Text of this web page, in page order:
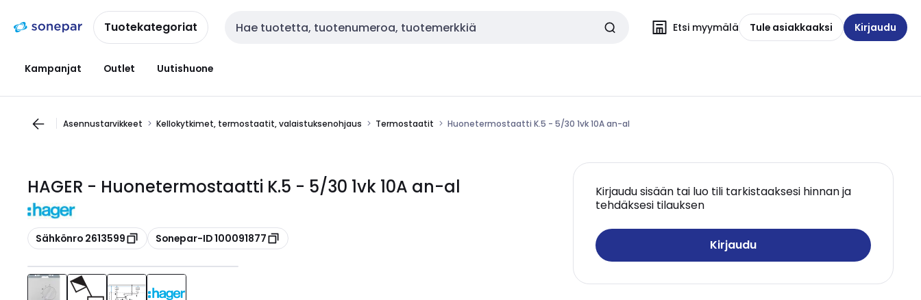
navigointiinsisältöönTuotekategoriat Haku Etsi myymälä Tule asiakkaaksi Kirjaudu
Kampanjat Outlet Uutishuone
Asennustarvikkeet Kellokytkimet, termostaatit, valaistuksenohjaus Termostaatit Huonetermostaatti K.5 - 5/30 1vk 10A an-al
HAGER - Huonetermostaatti K.5 - 5/30 1vk 10A an-al
Kopioi
Sähkönro 2613599 Kopioi
Sonepar-ID 100091877
Kirjaudu sisään tai luo tili tarkistaaksesi hinnan ja
tehdäksesi tilauksen
Kirjaudu